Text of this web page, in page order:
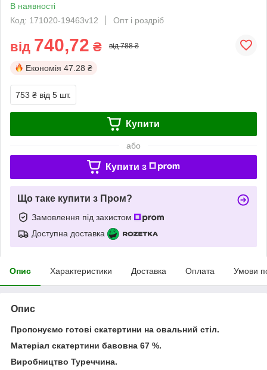
В наявності
Код: 171020-19463v12
Опт і роздріб
від 740,72 ₴ від 788 ₴
Економія 47.28 ₴
753 ₴ від 5 шт.
Купити
або
Купити з
Що таке купити з Пром?
Замовлення під захистом
Доступна доставка
Опис Характеристики Доставка Оплата Умови
Опис
Пропонуємо готові скатертини на овальний стіл.
Матеріал скатертини бавовна 67 %.
Виробництво Туреччина.